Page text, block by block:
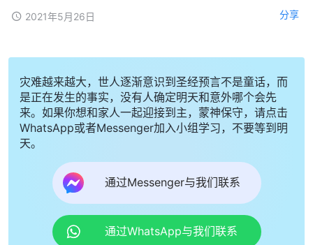
2021年5月26日 分享
灾难越来越大，世人逐渐意识到圣经预言不是童话，而
是正在发生的事实，没有人确定明天和意外哪个会先
来。如果你想和家人一起迎接到主，蒙神保守，请点击
WhatsApp或者Messenger加入小组学习，不要等到明
天。
通过Messenger与我们联系
通过WhatsApp与我们联系